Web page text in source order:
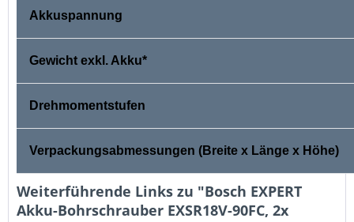
Akkuspannung
Gewicht exkl. Akku*
Drehmomentstufen
Verpackungsabmessungen (Breite x Länge x Höhe)
Weiterführende Links zu "Bosch EXPERT
Akku-Bohrschrauber EXSR18V-90FC, 2x